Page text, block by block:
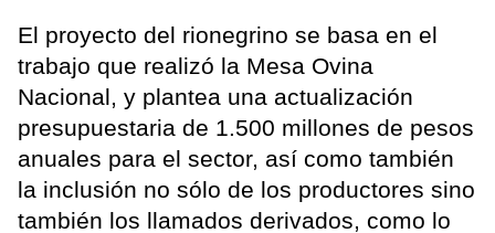
El proyecto del rionegrino se basa en el
trabajo que realizó la Mesa Ovina
Nacional, y plantea una actualización
presupuestaria de 1.500 millones de pesos
anuales para el sector, así como también
la inclusión no sólo de los productores sino
también los llamados derivados, como lo